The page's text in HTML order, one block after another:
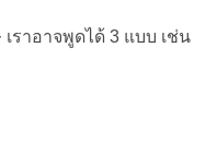
าอาจพูดได้ 3 แบบ เช่น